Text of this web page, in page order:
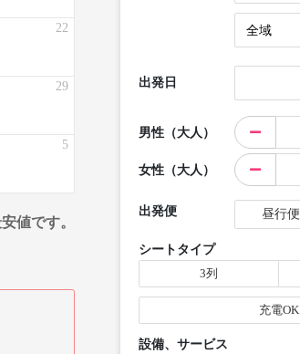
22
29
5
値です。
出発日
男性（大人）
女性（大人）
出発便 昼行便
シートタイプ
3列
充電OK
設備、サービス